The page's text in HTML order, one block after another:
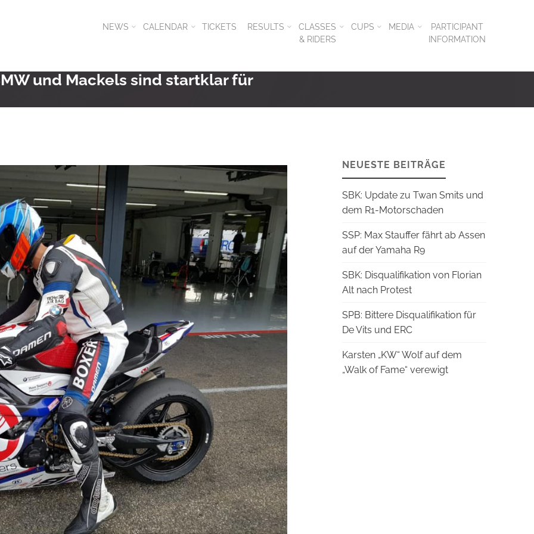
NEWS CALENDAR TICKETS RESULTS
CLASSES
& RIDERS
CUPS MEDIA
PARTICIPANT
INFORMATION
und Mackels sind startklar für
NEUESTE BEITRÄGE
SBK: Update zu Twan Smits und
dem R1-Motorschaden
SSP: Max Stauffer fährt ab Assen
auf der Yamaha R9
SBK: Disqualifikation von Florian
Alt nach Protest
SPB: Bittere Disqualifikation für
De Vits und ERC
Karsten „KW“ Wolf auf dem
„Walk of Fame“ verewigt